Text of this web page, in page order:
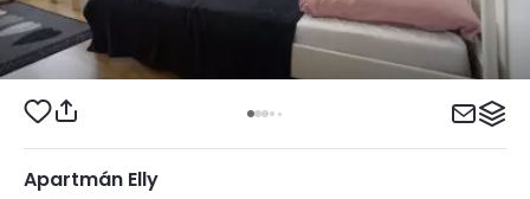
Apartmán Elly